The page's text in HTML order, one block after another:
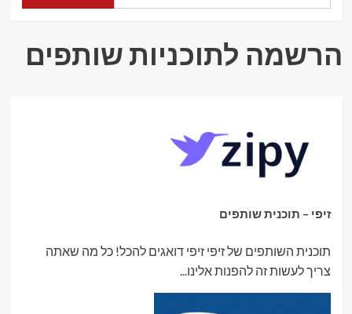
הרשמה לתוכניות שותפים
זיפי – תוכנית שותפים
תוכנית השותפים של זיפי זיפי דואגים להכל! כל מה שאתה
צריך לעשות זה להפנות אלינו...